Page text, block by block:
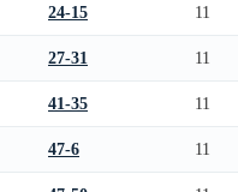
24-15 11
27-31 11
41-35 11
47-6 11